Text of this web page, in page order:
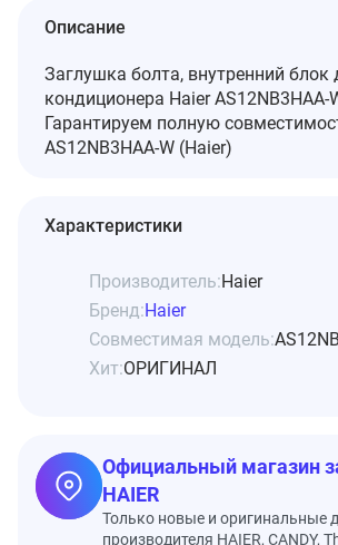
Описание
Заглушка болта, внутренний блок
кондиционера Haier AS12NB3HAA-
Гарантируем полную
AS12NB3HAA-W (Haier)
Характеристики
Производитель:Haier
Бренд:Haier
Совместимая модель:
Хит:ОРИГИНАЛ
Официальный магазин
HAIER
Только новые и оригинальные
производителя HAIER, CANDY,